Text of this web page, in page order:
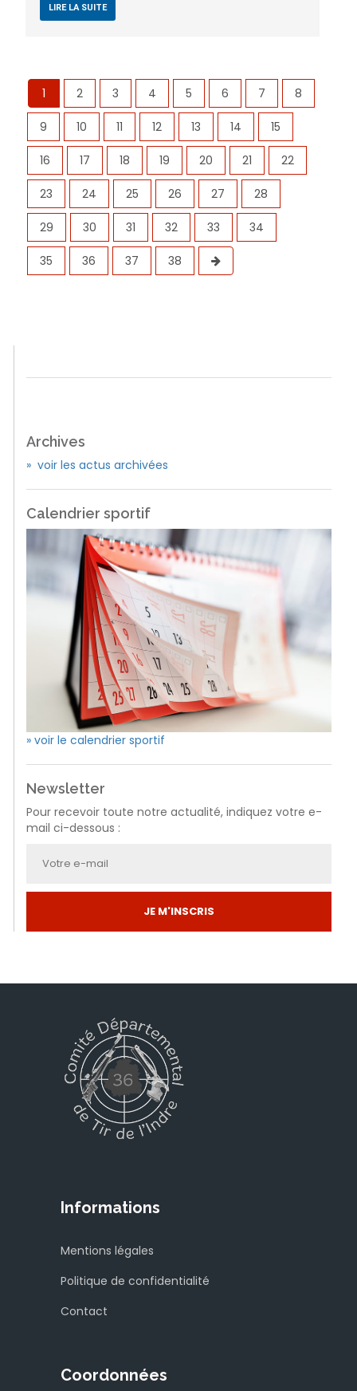
LIRE LA SUITE
1 2 3 4 5 6 7 8
9 10 11 12 13 14 15
16 17 18 19 20 21 22
23 24 25 26 27 28
29 30 31 32 33 34
35 36 37 38
Archives
» voir les actus archivées
Calendrier sportif
» voir le calendrier sportif
Newsletter
Pour recevoir toute notre actualité, indiquez votre e-
mail ci-dessous :
JE M'INSCRIS
Informations
Mentions légales
Politique de confidentialité
Contact
Coordonnées